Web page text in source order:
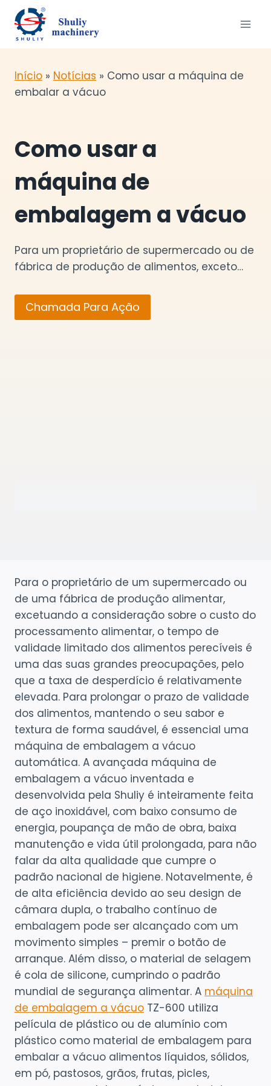
content
Início » Notícias » Como usar a máquina de
embalar a vácuo
Como usar a
máquina de
embalagem a vácuo
Para um proprietário de supermercado ou de
fábrica de produção de alimentos, exceto…
Chamada Para Ação
Para o proprietário de um supermercado ou
de uma fábrica de produção alimentar,
excetuando a consideração sobre o custo do
processamento alimentar, o tempo de
validade limitado dos alimentos perecíveis é
uma das suas grandes preocupações, pelo
que a taxa de desperdício é relativamente
elevada. Para prolongar o prazo de validade
dos alimentos, mantendo o seu sabor e
textura de forma saudável, é essencial uma
máquina de embalagem a vácuo
automática. A avançada máquina de
embalagem a vácuo inventada e
desenvolvida pela Shuliy é inteiramente feita
de aço inoxidável, com baixo consumo de
energia, poupança de mão de obra, baixa
manutenção e vida útil prolongada, para não
falar da alta qualidade que cumpre o
padrão nacional de higiene. Notavelmente, é
de alta eficiência devido ao seu design de
câmara dupla, o trabalho contínuo de
embalagem pode ser alcançado com um
movimento simples – premir o botão de
arranque. Além disso, o material de selagem
é cola de silicone, cumprindo o padrão
mundial de segurança alimentar. A máquina
de embalagem a vácuo TZ-600 utiliza
película de plástico ou de alumínio com
plástico como material de embalagem para
embalar a vácuo alimentos líquidos, sólidos,
em pó, pastosos, grãos, frutas, picles,